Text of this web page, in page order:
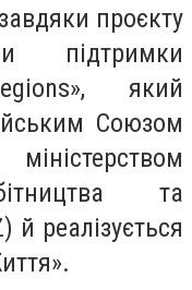
проєкту
підтримки
який
Союзом
та
й реалізується